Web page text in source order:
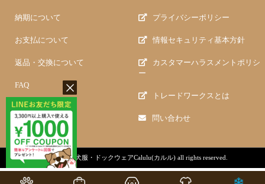
納期について
お支払について
返品・交換について
FAQ
プライバシーポリシー
情報セキュリティ基本方針
カスタマーハラスメントポリシ
ー
トレードワークスとは
問い合わせ
copyright (c)犬服・ドックウェアCalulu(カルル) all rights reserved.